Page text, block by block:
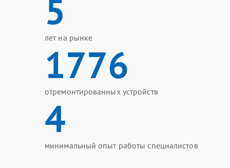
5
лет на рынке
1776
отремонтированных устройств
4
минимальный опыт работы специалистов